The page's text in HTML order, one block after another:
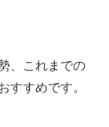
、これまでの
すすめです。